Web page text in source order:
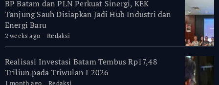
BP Batam dan PLN Perkuat Sinergi, KEK
Tanjung Sauh Disiapkan Jadi Hub Industri dan
Energi Baru
2 weeks ago Redaksi
Realisasi Investasi Batam Tembus Rp17,48
Triliun pada Triwulan I 2026